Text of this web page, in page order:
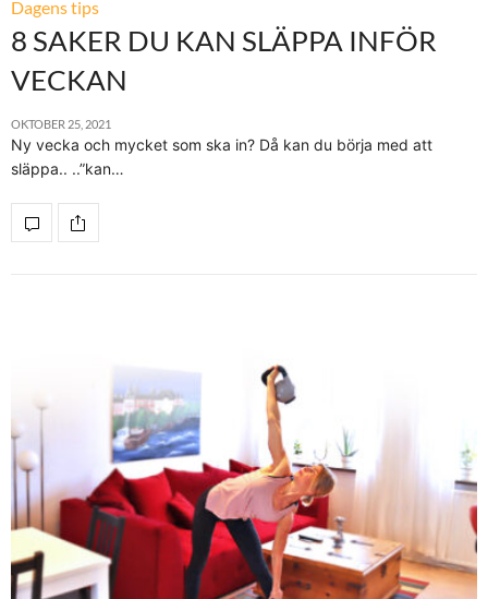
Dagens tips
8 SAKER DU KAN SLÄPPA INFÖR
VECKAN
OKTOBER 25, 2021
Ny vecka och mycket som ska in? Då kan du börja med att
släppa.. ..”kan…